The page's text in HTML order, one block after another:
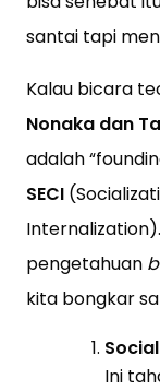
santai tapi
Kalau bicara
Nonaka dan
adalah
SECI
pengetahuan
kita bongkar
Ini